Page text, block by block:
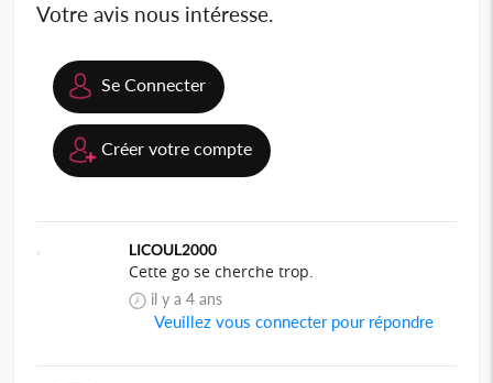
Votre avis nous intéresse.
Se Connecter
Créer votre compte
LICOUL2000
Cette go se cherche trop.
il y a 4 ans
Veuillez vous connecter pour répondre